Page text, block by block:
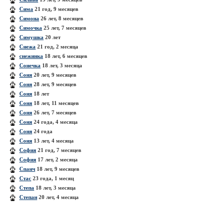
Сима 21 год, 9 месяцев
Симона 26 лет, 8 месяцев
Симочка 25 лет, 7 месяцев
Симушка 20 лет
Снежа 21 год, 2 месяца
снежинка 18 лет, 6 месяцев
Сонечка 18 лет, 3 месяца
Соня 20 лет, 9 месяцев
Соня 28 лет, 9 месяцев
Соня 18 лет
Соня 18 лет, 11 месяцев
Соня 26 лет, 7 месяцев
Соня 24 года, 4 месяца
Соня 24 года
Соня 13 лет, 4 месяца
София 21 год, 7 месяцев
София 17 лет, 2 месяца
Спанч 18 лет, 9 месяцев
Стас 23 года, 1 месяц
Степа 18 лет, 3 месяца
Степан 20 лет, 4 месяца